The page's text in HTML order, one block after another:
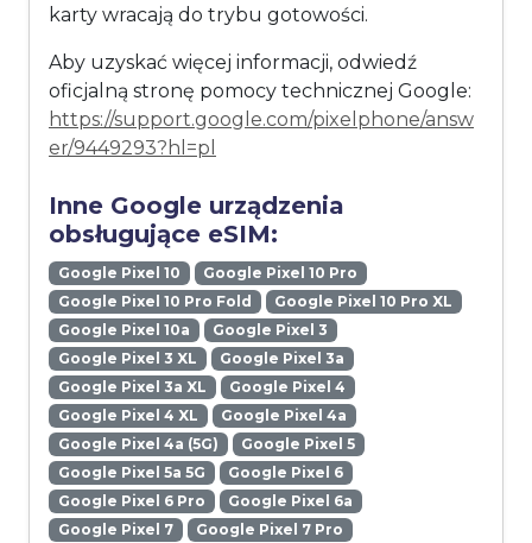
karty wracają do trybu gotowości.
Aby uzyskać więcej informacji, odwiedź
oficjalną stronę pomocy technicznej Google:
https://support.google.com/pixelphone/answ
er/9449293?hl=pl
Inne Google urządzenia
obsługujące eSIM:
Google Pixel 10
Google Pixel 10 Pro
Google Pixel 10 Pro Fold
Google Pixel 10 Pro XL
Google Pixel 10a
Google Pixel 3
Google Pixel 3 XL
Google Pixel 3a
Google Pixel 3a XL
Google Pixel 4
Google Pixel 4 XL
Google Pixel 4a
Google Pixel 4a (5G)
Google Pixel 5
Google Pixel 5a 5G
Google Pixel 6
Google Pixel 6 Pro
Google Pixel 6a
Google Pixel 7
Google Pixel 7 Pro